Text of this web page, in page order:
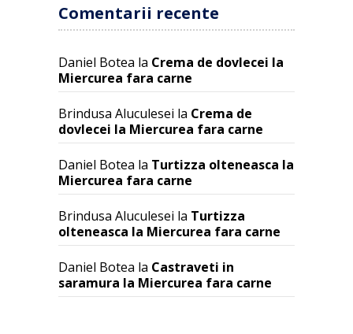
Comentarii recente
Daniel Botea la Crema de dovlecei la
Miercurea fara carne
Brindusa Aluculesei la Crema de
dovlecei la Miercurea fara carne
Daniel Botea la Turtizza olteneasca la
Miercurea fara carne
Brindusa Aluculesei la Turtizza
olteneasca la Miercurea fara carne
Daniel Botea la Castraveti in
saramura la Miercurea fara carne